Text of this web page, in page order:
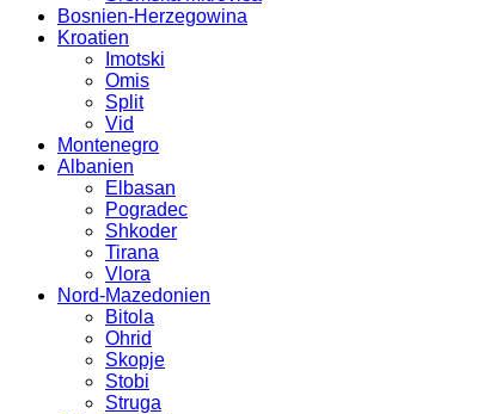
Bosnien-Herzegowina
Kroatien
Imotski
Omis
Split
Vid
Montenegro
Albanien
Elbasan
Pogradec
Shkoder
Tirana
Vlora
Nord-Mazedonien
Bitola
Ohrid
Skopje
Stobi
Struga